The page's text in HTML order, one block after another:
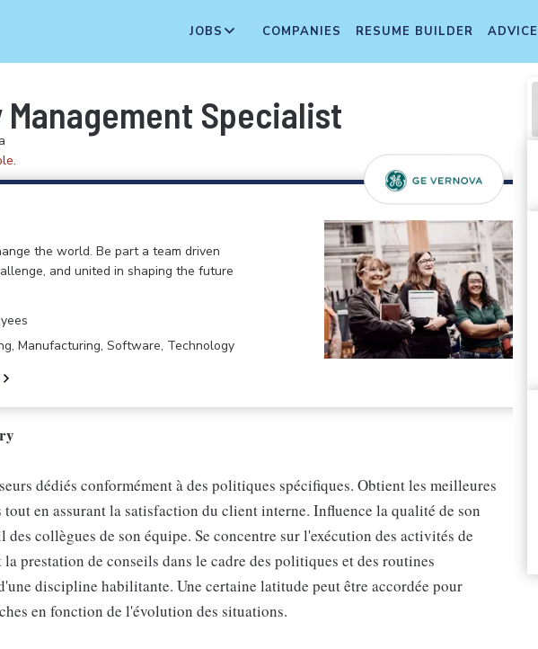
JOBS COMPANIES RESUME BUILDER ADVICE
Specialist
the world. Be part a team driven
and united in shaping the future
Manufacturing, Software, Technology
dédiés conformément à des politiques spécifiques. Obtient les meilleures
en assurant la satisfaction du client interne. Influence la qualité de son
collègues de son équipe. Se concentre sur l'exécution des activités de
prestation de conseils dans le cadre des politiques et des routines
discipline habilitante. Une certaine latitude peut être accordée pour
en fonction de l'évolution des situations.